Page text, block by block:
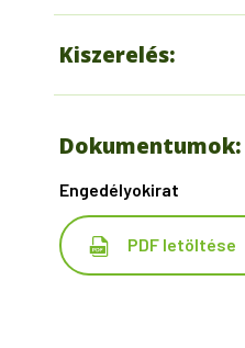
Kiszerelés:
Dokumentumok:
Engedélyokirat
PDF letöltése